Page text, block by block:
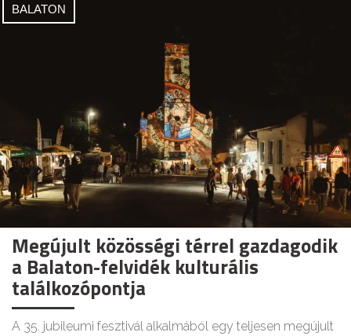
BALATON
Megújult közösségi térrel gazdagodik
a Balaton-felvidék kulturális
találkozópontja
A 35. jubileumi fesztivál alkalmából egy teljesen megújult